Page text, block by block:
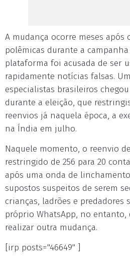
A mudança ocorre meses após
polêmicas durante a
plataforma foi acusada de ser
rapidamente notícias falsas.
especialistas brasileiros
durante a eleição, que
reenvios já naquela época, a
na Índia em julho.
Naquele momento, o reenvio
restringido de 256 para 20
após uma onda de
supostos suspeitos de serem
crianças, ladrões e predadores
próprio WhatsApp, no entanto,
realizar outra mudança.
[irp posts="46649" ]